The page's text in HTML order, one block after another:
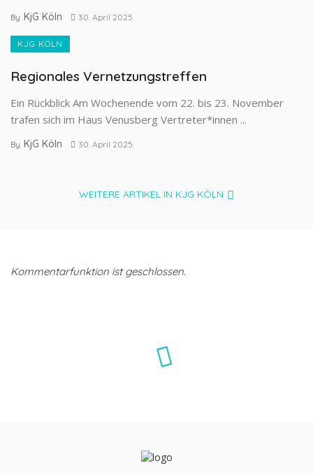
By KjG Köln 30. April 2025
KJG KÖLN
Regionales Vernetzungstreffen
Ein Rückblick Am Wochenende vom 22. bis 23. Novem­ber
trafen sich im Haus Venusberg Vertreter*innen ...
By KjG Köln 30. April 2025
WEITERE ARTIKEL IN KJG KÖLN
Kommentarfunktion ist geschlossen.